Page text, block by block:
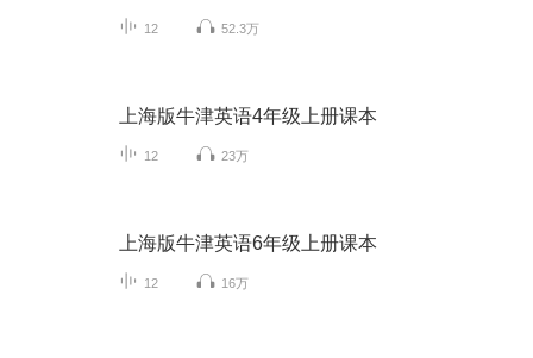
12 52.3万
上海版牛津英语4年级上册课本
12 23万
上海版牛津英语6年级上册课本
12 16万